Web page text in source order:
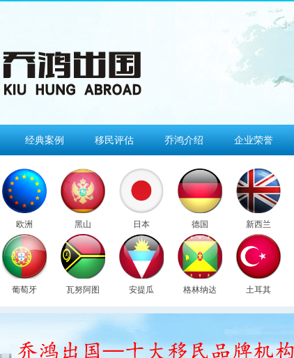
经典案例 移民评估 乔鸿介绍 企业荣誉
欧洲 黑山 日本 德国 新西兰
葡萄牙 瓦努阿图 安提瓜 格林纳达 土耳其